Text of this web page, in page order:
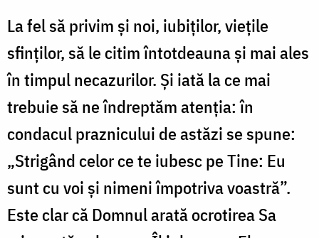
La fel să privim şi noi, iubiţilor, vieţile
sfinţilor, să le citim întotdeauna şi mai ales
în timpul necazurilor. Şi iată la ce mai
trebuie să ne îndreptăm atenţia: în
condacul praznicului de astăzi se spune:
„Strigând celor ce te iubesc pe Tine: Eu
sunt cu voi şi nimeni împotriva voastră”.
Este clar că Domnul arată ocrotirea Sa